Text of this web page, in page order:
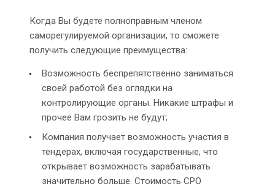
Когда Вы будете полноправным членом
саморегулируемой организации, то сможете
получить следующие преимущества:
Возможность беспрепятственно заниматься
своей работой без оглядки на
контролирующие органы. Никакие штрафы и
прочее Вам грозить не будут;
Компания получает возможность участия в
тендерах, включая государственные, что
открывает возможность зарабатывать
значительно больше. Стоимость СРО